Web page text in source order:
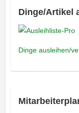
Dinge/Artikel
Dinge ausleihen/